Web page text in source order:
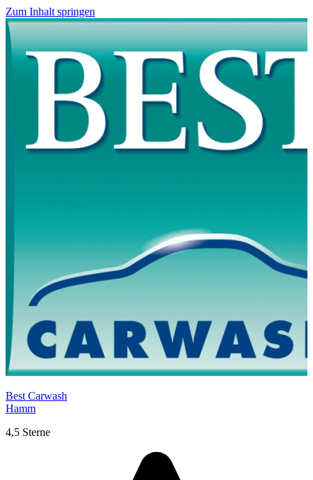
Zum Inhalt springen
Best Carwash
Hamm
4,5 Sterne